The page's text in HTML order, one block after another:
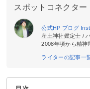
スポットコネクター
公式HP ブログ
産土神社鑑定士 /
2008年頃から精神
ライターの記事一